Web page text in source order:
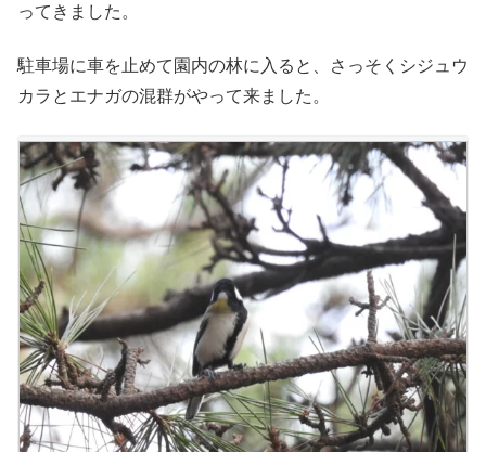
ってきました。
駐車場に車を止めて園内の林に入ると、さっそくシジュウ
カラとエナガの混群がやって来ました。